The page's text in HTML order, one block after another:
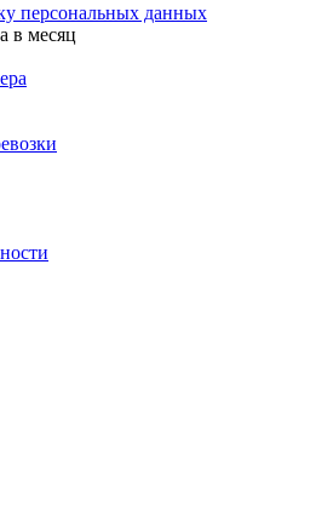
персональных данных
в месяц